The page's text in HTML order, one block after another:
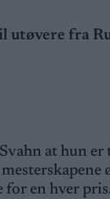
fra
at hun
for en hver